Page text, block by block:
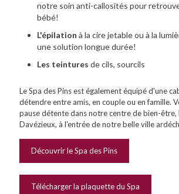
notre soin anti-callosités pour
bébé!
L'épilation à la cire jetable ou à la
une solution longue durée!
Les teintures de cils, sourcils
Le Spa des Pins est également équipé d'une
détendre entre amis, en couple ou en famille.
pause détente dans notre centre de bien-être,
Davézieux, à l'entrée de notre belle ville
Découvrir le Spa des Pins
Télécharger la plaquette du Spa